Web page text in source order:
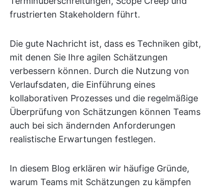
frustrierten Stakeholdern führt.
Die gute Nachricht ist, dass es Techniken gibt,
mit denen Sie Ihre agilen Schätzungen
verbessern können. Durch die Nutzung von
Verlaufsdaten, die Einführung eines
kollaborativen Prozesses und die regelmäßige
Überprüfung von Schätzungen können Teams
auch bei sich ändernden Anforderungen
realistische Erwartungen festlegen.
In diesem Blog erklären wir häufige Gründe,
warum Teams mit Schätzungen zu kämpfen